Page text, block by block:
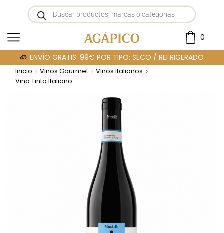
0
ENVÍO GRATIS: 99€ POR TIPO: SECO / REFRIGERADO
Inicio Vinos Gourmet
Vinos Italianos
Vino Tinto Italiano